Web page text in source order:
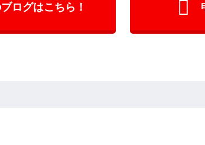
ログはこちら！